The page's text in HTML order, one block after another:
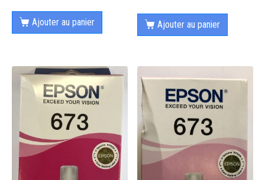
Ajouter au panier Ajouter au panier